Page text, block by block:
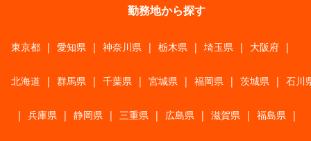
勤務地から探す
東京都 | 愛知県 | 神奈川県 | 栃木県 | 埼玉県 | 大阪府 |
北海道 | 群馬県 | 千葉県 | 宮城県 | 福岡県 | 茨城県 | 石川
| 兵庫県 | 静岡県 | 三重県 | 広島県 | 滋賀県 | 福島県 |